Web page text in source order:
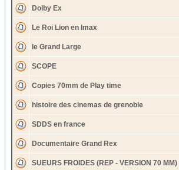
Dolby Ex
Le Roi Lion en Imax
le Grand Large
SCOPE
Copies 70mm de Play time
histoire des cinemas de grenoble
SDDS en france
Documentaire Grand Rex
SUEURS FROIDES (REP - VERSION 70 MM)